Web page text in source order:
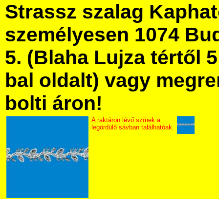
Strassz szalag
személyesen 1074
5. (Blaha Lujza tértől
bal oldalt) vagy
bolti áron!
A raktáron lévő színek a
legördülő sávban találhatóak.